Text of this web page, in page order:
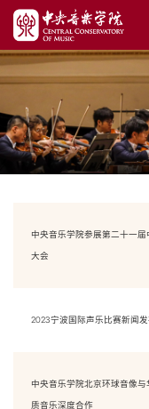
中央音乐学院参展第二十一届
大会
2023宁波国际声乐比赛新闻
中央音乐学院北京环球音像与
质音乐深度合作